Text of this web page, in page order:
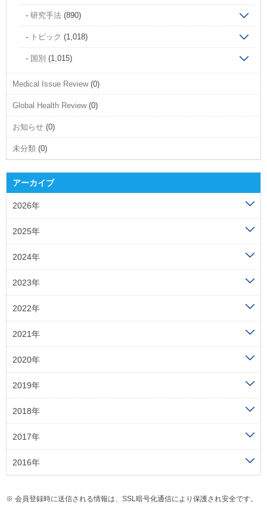
研究手法 (890)
トピック (1,018)
国別 (1,015)
Medical Issue Review(0)
Global Health Review(0)
お知らせ (0)
未分類 (0)
アーカイブ
2026年
2025年
2024年
2023年
2022年
2021年
2020年
2019年
2018年
2017年
2016年
会員登録時に送信される情報は、SSL暗号化通信により保護され安全です。